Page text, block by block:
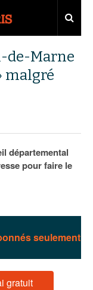
de-Marne
malgré
départemental
pour faire le
seulement
gratuit